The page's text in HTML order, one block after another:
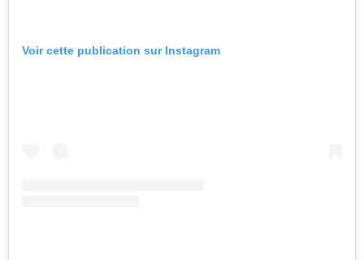
Voir cette publication sur Instagram